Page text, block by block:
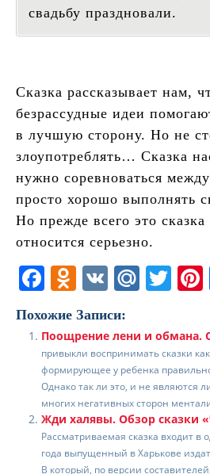
свадьбу праздновали.
Сказка рассказывает нам,
безрассудные идеи
в лучшую сторону. Но не
злоупотреблять… Сказка
нужно соревноваться
просто хорошо выполнять
Но прежде всего это
относится серьезно.
F
a
c
e
b
o
o
k
O
d
n
o
kl
a
ss
ni
V
K
M
ai
l.
R
u
T
w
itt
er
Похожие Записи:
Поощрение лени и обмана.
привыкли воспринимать сказки
формирующее у ребенка
Однако так ли это, и не являются
многих негативных сторон
Жди халявы. Обзор сказки
Рассматриваемая сказка входит
года выпущенный в Харькове
В который, по версии